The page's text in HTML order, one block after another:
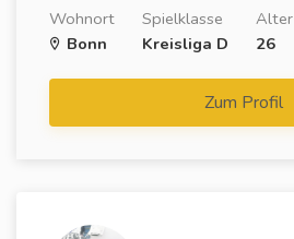
Wohnort
Bonn
Spielklasse
Kreisliga D
Alter
26
Zum Profil